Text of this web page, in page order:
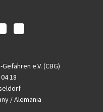
e.V. (CBG)
18
/ Alemania